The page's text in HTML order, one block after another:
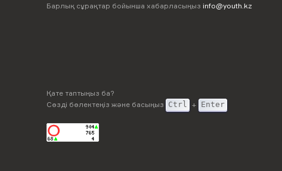
Барлық сұрақтар бойынша хабарласыңыз info@youth.kz
Қате таптыңыз ба?
Сөзді бөлектеңіз және басыңыз Ctrl + Enter